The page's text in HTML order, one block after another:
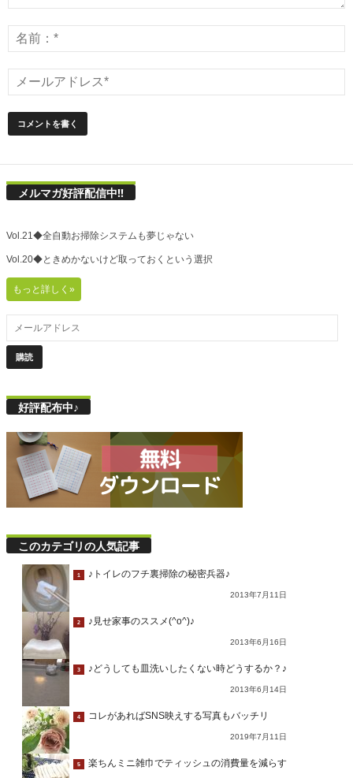
メルマガ好評配信中!!
Vol.21◆全自動お掃除システムも夢じゃない
Vol.20◆ときめかないけど取っておくという選択
もっと詳しく»
好評配布中♪
このカテゴリの人気記事
1 ♪トイレのフチ裏掃除の秘密兵器♪
2013年7月11日
2 ♪見せ家事のススメ(^o^)♪
2013年6月16日
3 ♪どうしても皿洗いしたくない時どうするか？♪
2013年6月14日
4 コレがあればSNS映えする写真もバッチリ
2019年7月11日
5 楽ちんミニ雑巾でティッシュの消費量を減らす